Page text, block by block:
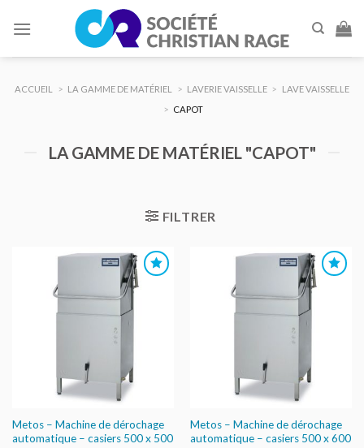
ACCUEIL > LA GAMME DE MATÉRIEL > LAVERIE VAISSELLE >
LAVE VAISSELLE
> CAPOT
LA GAMME DE MATÉRIEL "CAPOT"
FILTRER
AJOUTER
AU DEVIS
Metos – Machine de dérochage
automatique – casiers 500 x 500
AJOUTER
AU DEVIS
Metos – Machine de dérochage
automatique – casiers 500 x 600